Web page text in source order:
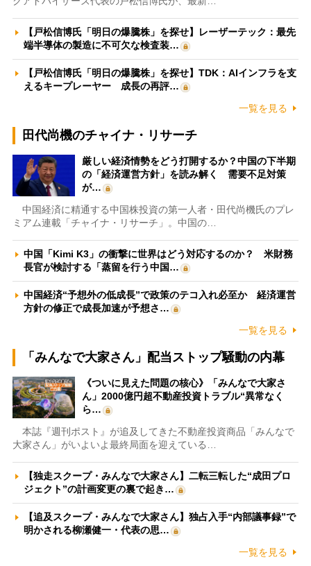
【戸松信博氏「明日の爆騰株」を探せ】レーザーテック：最先
端半導体の製造に不可欠な検査装…
【戸松信博氏「明日の爆騰株」を探せ】TDK：AIインフラを支
えるキープレーヤー 成長の再評…
一覧を見る
田代尚機のチャイナ・リサーチ
厳しい経済情勢をどう打開するか？中国の下半期
の「経済運営方針」を読み解く 需要不足対策
が…
中国経済に精通する中国株投資の第一人者・田代尚機氏のプレ
ミアム連載「チャイナ・リサーチ」。中国の…
中国「Kimi K3」の衝撃に世界はどう対応するのか？ 米財務
長官が検討する「蒸留を行う中国…
中国経済“予想外の低成長”で政策のテコ入れ必至か 経済運営
方針の修正で成長加速が予想さ…
一覧を見る
「みんなで大家さん」配当ストップ騒動の内幕
《ついに見えた問題の核心》「みんなで大家さ
ん」2000億円超不動産投資トラブル“異常なく
ら…
本誌『週刊ポスト』が追及してきた不動産投資商品「みんなで
大家さん」がいよいよ最終局面を迎えている…
【独走スクープ・みんなで大家さん】二転三転した“成田プロ
ジェクト”の計画変更の裏で起き…
【追及スクープ・みんなで大家さん】独占入手“内部議事録”で
明かされる柳瀬健一・代表の思…
一覧を見る